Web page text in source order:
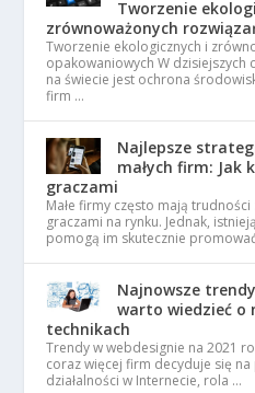
Tworzenie
zrównoważonych
Tworzenie ekologicznych i
opakowaniowych W dzisiejszych
na świecie jest ochrona
firm …
Najlepsze
małych firm: Jak
graczami
Małe firmy często mają
graczami na rynku. Jednak,
pomogą im skutecznie
Najnowsze
warto wiedzieć o
technikach
Trendy w webdesignie na 2021
coraz więcej firm decyduje się
działalności w Internecie, rola …